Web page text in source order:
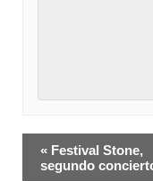
Navegación
del
« Festival Stone,
segundo